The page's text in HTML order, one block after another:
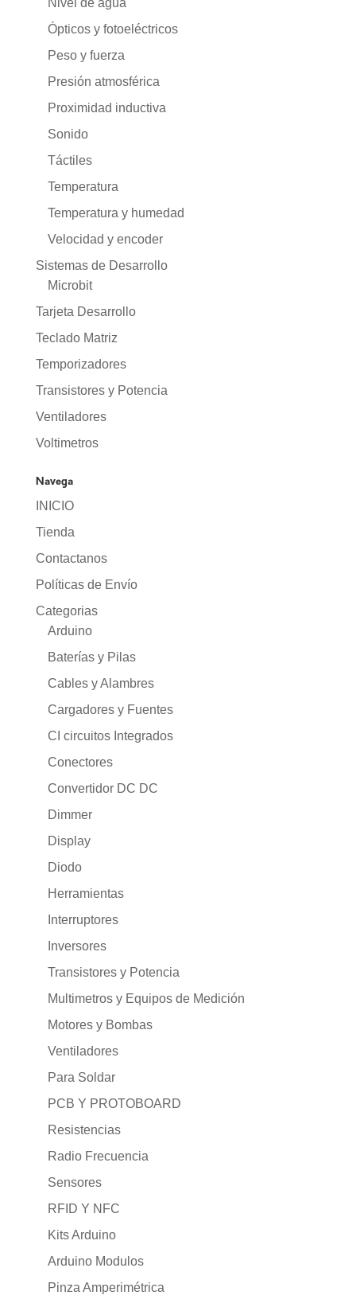
Ópticos y fotoeléctricos
Peso y fuerza
Presión atmosférica
Proximidad inductiva
Sonido
Táctiles
Temperatura
Temperatura y humedad
Velocidad y encoder
Sistemas de Desarrollo
Microbit
Tarjeta Desarrollo
Teclado Matriz
Temporizadores
Transistores y Potencia
Ventiladores
Voltimetros
Navega
INICIO
Tienda
Contactanos
Políticas de Envío
Categorias
Arduino
Baterías y Pilas
Cables y Alambres
Cargadores y Fuentes
CI circuitos Integrados
Conectores
Convertidor DC DC
Dimmer
Display
Diodo
Herramientas
Interruptores
Inversores
Transistores y Potencia
Multimetros y Equipos de Medición
Motores y Bombas
Ventiladores
Para Soldar
PCB Y PROTOBOARD
Resistencias
Radio Frecuencia
Sensores
RFID Y NFC
Kits Arduino
Arduino Modulos
Pinza Amperimétrica